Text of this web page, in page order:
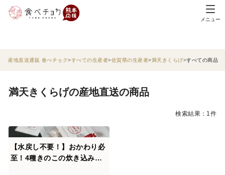
メニュー
産地直送通販 食べチョク すべての生産者 佐賀県の生産者 満天きくらげ すべての商品
満天きくらげの産地直送の商品
検索結果：1件
【水戻し不要！】おかわり必
至！4種きのこの炊き込みご